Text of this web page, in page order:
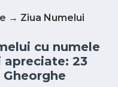
→ Ziua Numelui
cu numele
apreciate: 23